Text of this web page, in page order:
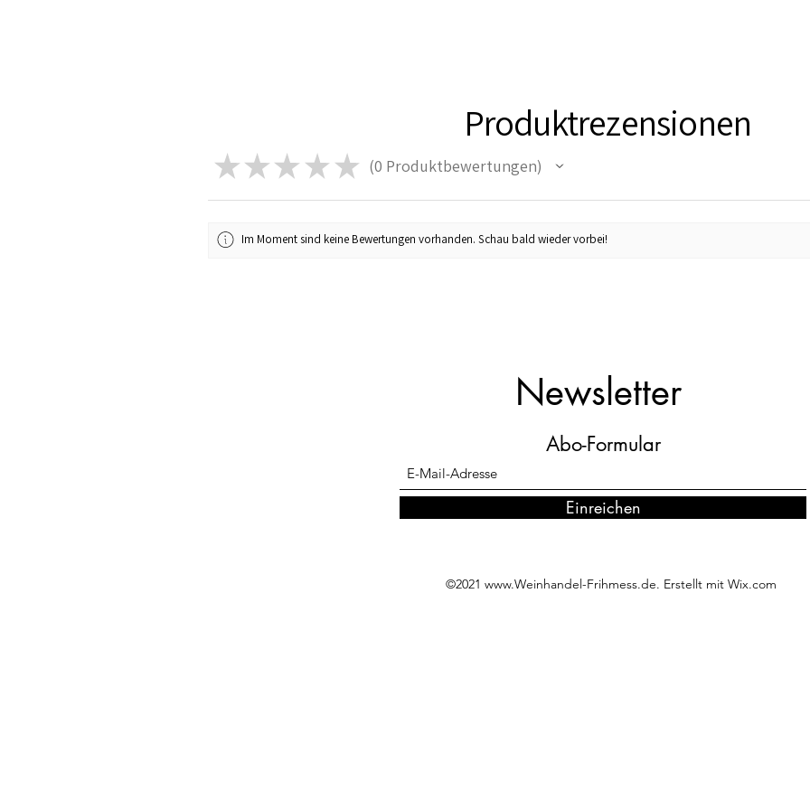
Produktrezensionen
★ ★ ★ ★ ★ 0 Produktbewertungen
0
Im Moment sind keine Bewertungen vorhanden. Schau bald wieder vorbei!
Abo-Formular
Einreichen
Newsletter
©2021 www.Weinhandel-Frihmess.de. Erstellt mit Wix.com